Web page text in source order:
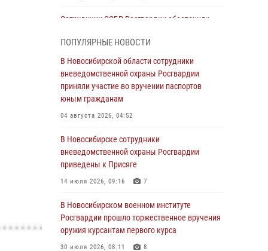
Сотрудники СОБР Росгвардии обеспечили
обысков в рамках расследования серии
мошенничеств
31 июля 2026, 07:52
В Новосибирском военном институте
30 июля 2026, 08:11 8
При силовой поддержке бойцов ОМОН и
СОБР Росгвардии пресечена деятельность
сфере страхования
29 июля 2026, 05:19
В Новосибирске сотрудниками
ПОПУЛЯРНЫЕ НОВОСТИ
В Новосибирской области сотрудники
вневедомственной охраны Росгвардии
приняли участие во вручении паспортов
юным гражданам
04 августа 2026, 04:52
В Новосибирске сотрудники
вневедомственной охраны Росгвардии
приведены к Присяге
14 июля 2026, 09:16 7
В Новосибирском военном институте
Росгвардии прошло торжественное вручения
оружия курсантам первого курса
30 июля 2026, 08:11 8